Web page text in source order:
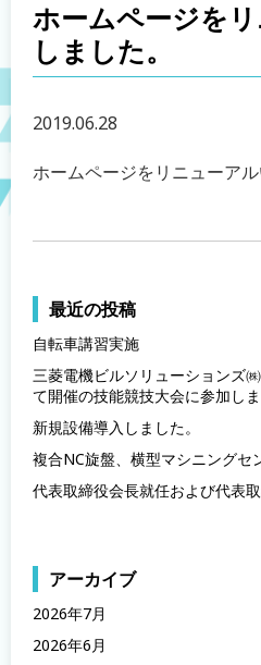
ホームページを
しました。
2019.06.28
ホームページをリニューアル
最近の投稿
自転車講習実施
三菱電機ビルソリューションズ
て開催の技能競技大会に参加しま
新規設備導入しました。
複合NC旋盤、横型マシニングセ
代表取締役会長就任および代表
アーカイブ
2026年7月
2026年6月